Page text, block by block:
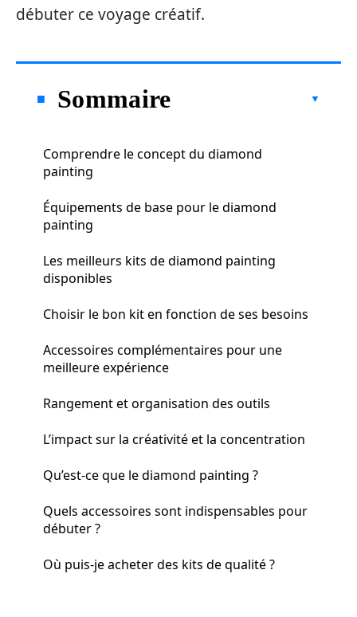
débuter ce voyage créatif.
Sommaire
Comprendre le concept du diamond
painting
Équipements de base pour le diamond
painting
Les meilleurs kits de diamond painting
disponibles
Choisir le bon kit en fonction de ses besoins
Accessoires complémentaires pour une
meilleure expérience
Rangement et organisation des outils
L’impact sur la créativité et la concentration
Qu’est-ce que le diamond painting ?
Quels accessoires sont indispensables pour
débuter ?
Où puis-je acheter des kits de qualité ?